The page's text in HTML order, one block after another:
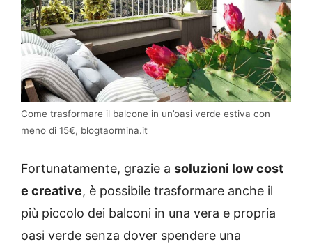
Come trasformare il balcone in un’oasi verde estiva con
meno di 15€, blogtaormina.it
Fortunatamente, grazie a soluzioni low cost
e creative, è possibile trasformare anche il
più piccolo dei balconi in una vera e propria
oasi verde senza dover spendere una